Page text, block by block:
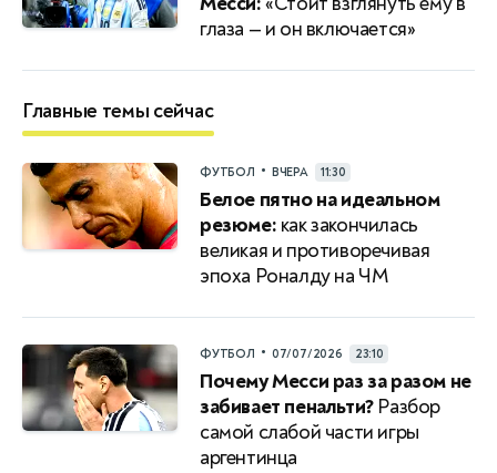
глаза — и он включается»
Главные темы сейчас
ФУТБОЛ • ВЧЕРА 11:30
Белое пятно на идеальном
резюме: как закончилась
великая и противоречивая
эпоха Роналду на ЧМ
ФУТБОЛ • 07/07/2026 23:10
Почему Месси раз за разом не
забивает пенальти?Разбор
самой слабой части игры
аргентинца